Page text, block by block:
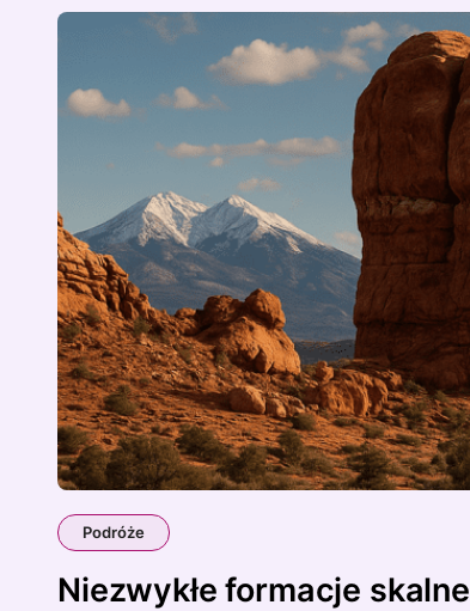
Podróże
Niezwykłe formacje skalne